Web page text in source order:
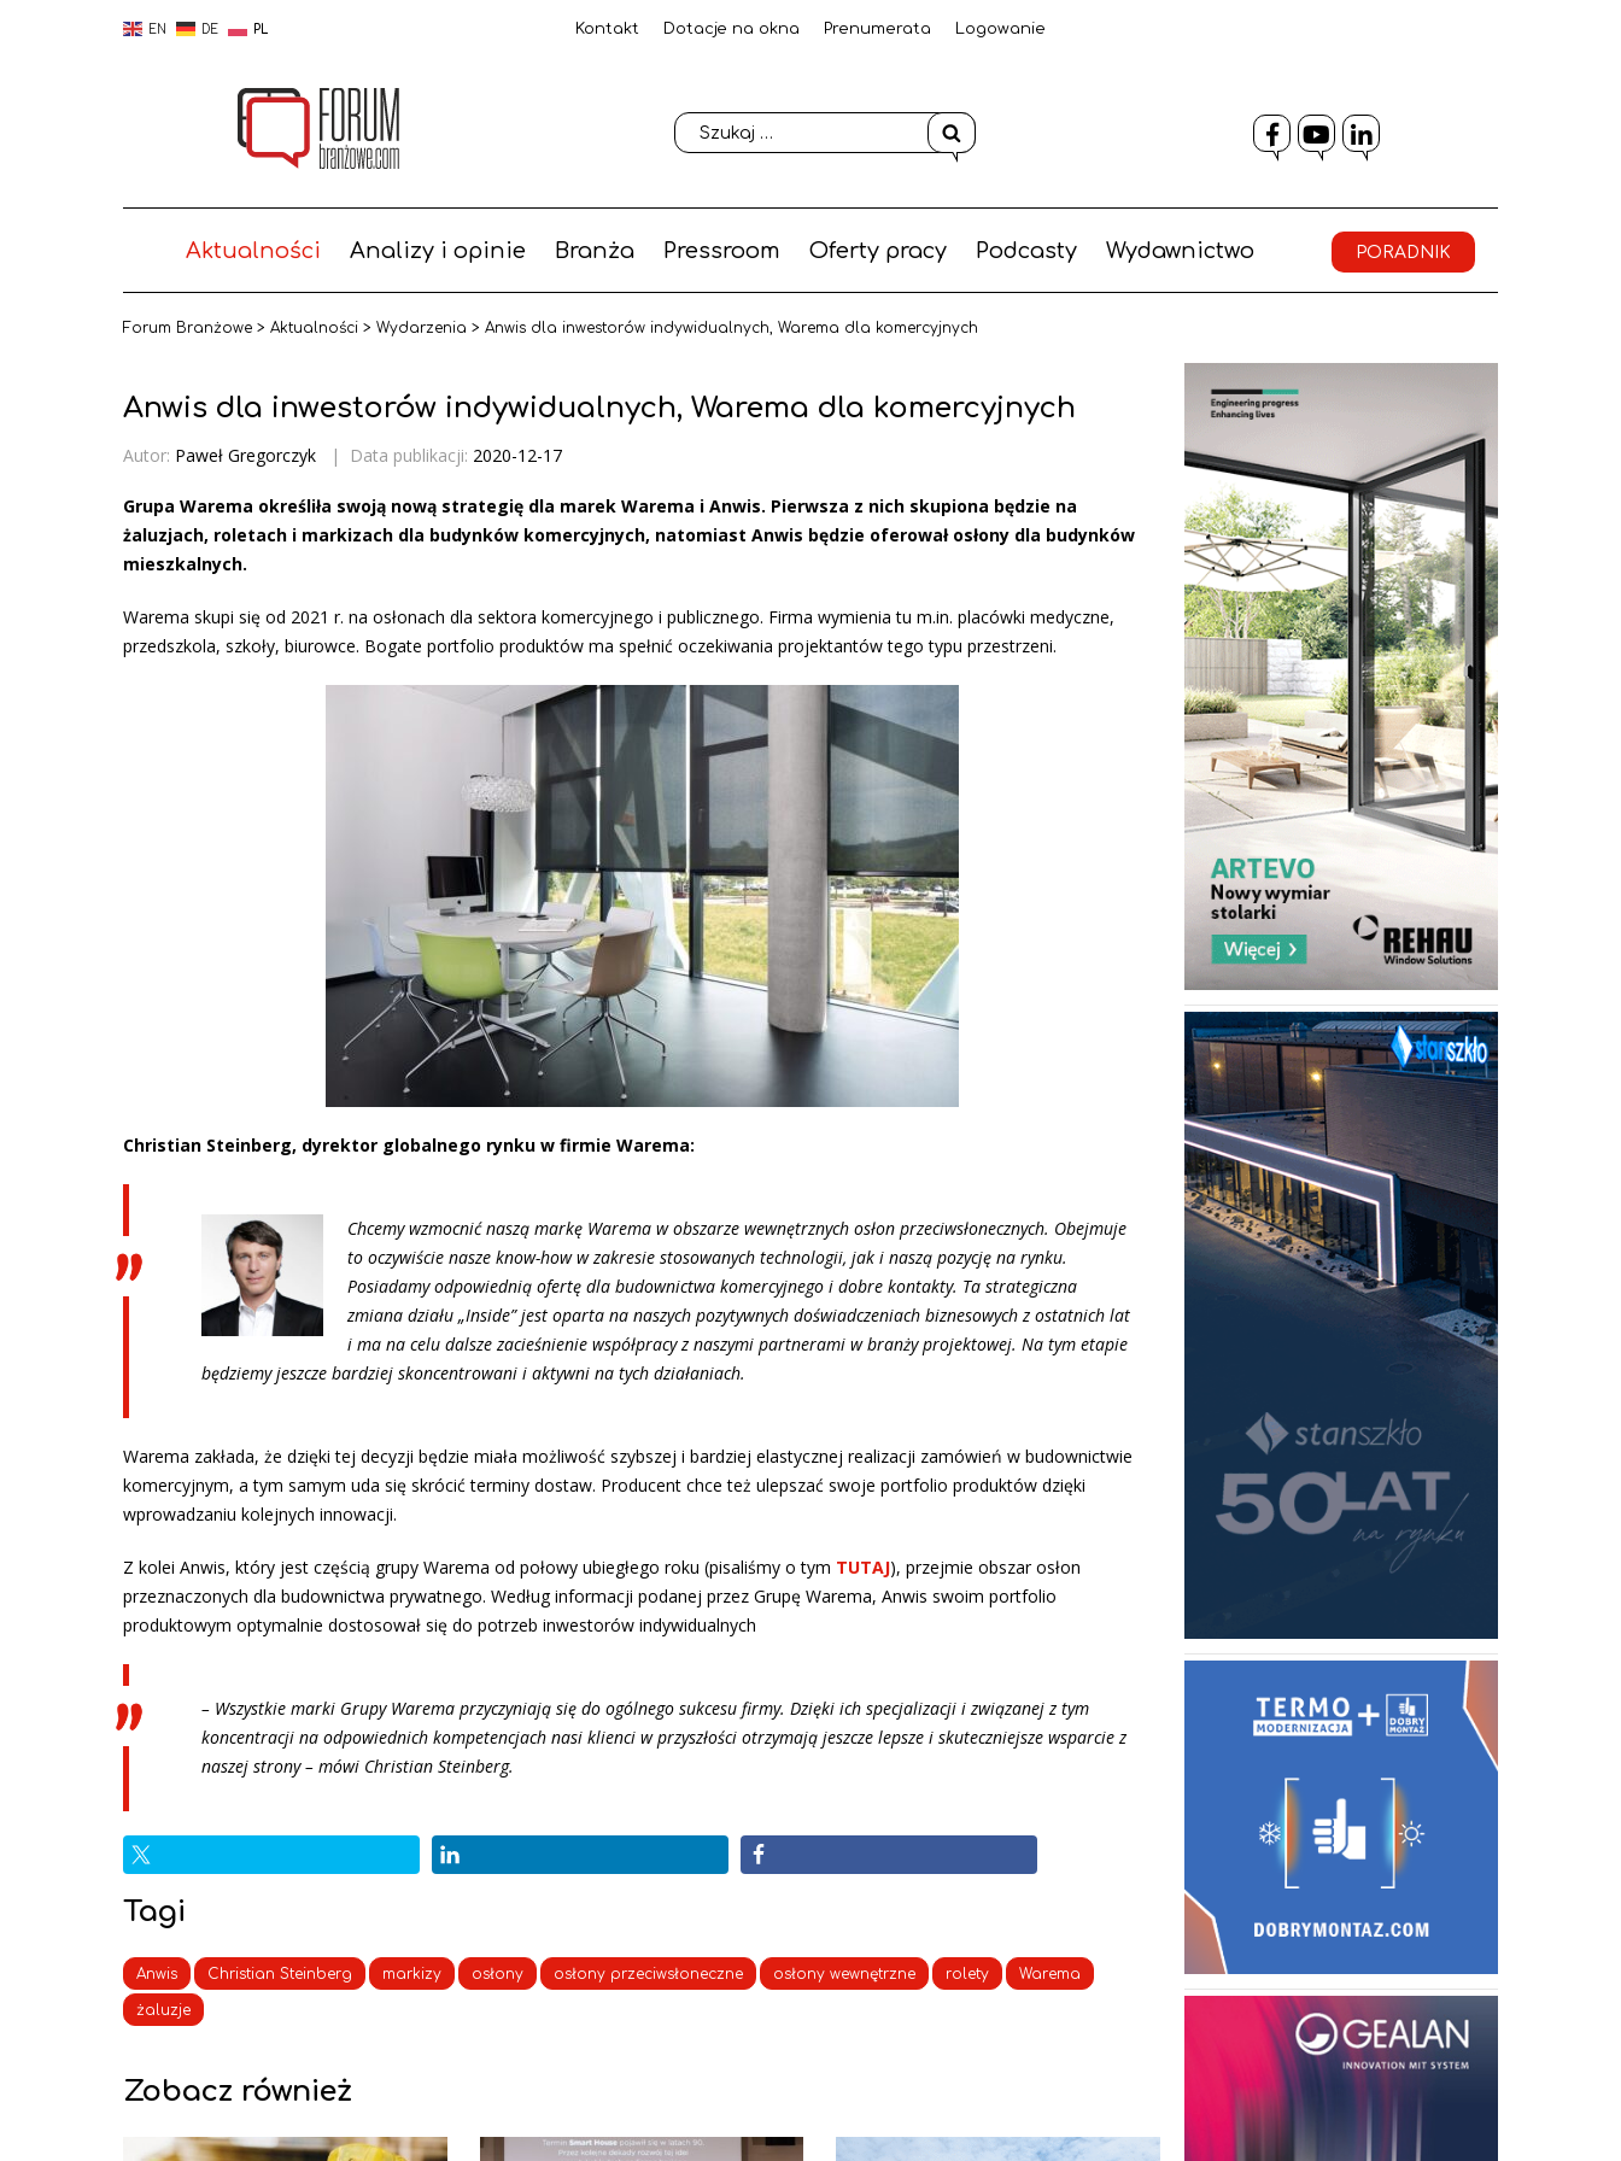
EN DE PL Kontakt Dotacje na okna Prenumerata Logowanie
Facebook
YouTube
LinkedIn
Aktualności Analizy i opinie Branża Pressroom Oferty pracy Podcasty Wydawnictwo PORADNIK
Forum Branżowe > Aktualności > Wydarzenia > Anwis dla inwestorów indywidualnych, Warema dla komercyjnych
Anwis dla inwestorów indywidualnych, Warema dla komercyjnych
Autor: Paweł Gregorczyk | Data publikacji: 2020-12-17
Grupa Warema określiła swoją nową strategię dla marek Warema i Anwis. Pierwsza z nich skupiona będzie na
żaluzjach, roletach i markizach dla budynków komercyjnych, natomiast Anwis będzie oferował osłony dla budynków
mieszkalnych.
Warema skupi się od 2021 r. na osłonach dla sektora komercyjnego i publicznego. Firma wymienia tu m.in. placówki medyczne,
przedszkola, szkoły, biurowce. Bogate portfolio produktów ma spełnić oczekiwania projektantów tego typu przestrzeni.
Christian Steinberg, dyrektor globalnego rynku w firmie Warema:
Chcemy wzmocnić naszą markę Warema w obszarze wewnętrznych osłon przeciwsłonecznych. Obejmuje
to oczywiście nasze know-how w zakresie stosowanych technologii, jak i naszą pozycję na rynku.
Posiadamy odpowiednią ofertę dla budownictwa komercyjnego i dobre kontakty. Ta strategiczna
zmiana działu „Inside” jest oparta na naszych pozytywnych doświadczeniach biznesowych z ostatnich lat
i ma na celu dalsze zacieśnienie współpracy z naszymi partnerami w branży projektowej. Na tym etapie
będziemy jeszcze bardziej skoncentrowani i aktywni na tych działaniach.
Warema zakłada, że dzięki tej decyzji będzie miała możliwość szybszej i bardziej elastycznej realizacji zamówień w budownictwie
komercyjnym, a tym samym uda się skrócić terminy dostaw. Producent chce też ulepszać swoje portfolio produktów dzięki
wprowadzaniu kolejnych innowacji.
Z kolei Anwis, który jest częścią grupy Warema od połowy ubiegłego roku (pisaliśmy o tym TUTAJ), przejmie obszar osłon
przeznaczonych dla budownictwa prywatnego. Według informacji podanej przez Grupę Warema, Anwis swoim portfolio
produktowym optymalnie dostosował się do potrzeb inwestorów indywidualnych
– Wszystkie marki Grupy Warema przyczyniają się do ogólnego sukcesu firmy. Dzięki ich specjalizacji i związanej z tym
koncentracji na odpowiednich kompetencjach nasi klienci w przyszłości otrzymają jeszcze lepsze i skuteczniejsze wsparcie z
naszej strony – mówi Christian Steinberg.
Tagi
Anwis Christian Steinberg markizy osłony osłony przeciwsłoneczne osłony wewnętrzne rolety Warema
żaluzje
Zobacz również